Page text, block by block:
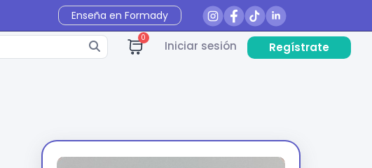
Enseña en Formady
0
Iniciar sesión Regístrate